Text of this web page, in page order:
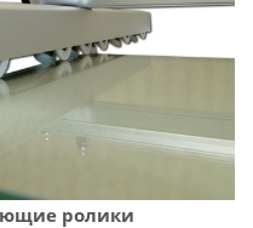
ролики